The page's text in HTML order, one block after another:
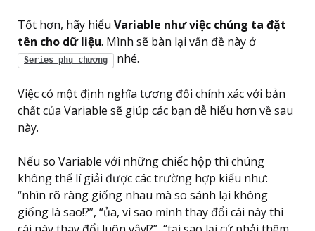
Tốt hơn, hãy hiểu Variable như việc chúng ta đặt
tên cho dữ liệu. Mình sẽ bàn lại vấn đề này ở
Series phụ chương nhé.
Việc có một định nghĩa tương đối chính xác với bản
chất của Variable sẽ giúp các bạn dễ hiểu hơn về sau
này.
Nếu so Variable với những chiếc hộp thì chúng
không thể lí giải được các trường hợp kiểu như:
“nhìn rõ ràng giống nhau mà so sánh lại không
giống là sao!?”, “ủa, vì sao mình thay đổi cái này thì